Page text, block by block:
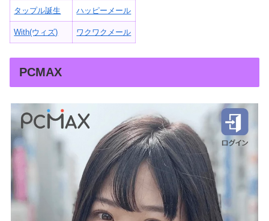
タップル誕生 ハッピーメール
With(ウィズ) ワクワクメール
PCMAX